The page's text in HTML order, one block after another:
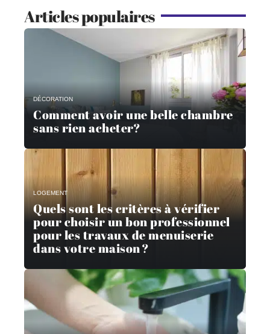
Articles populaires
DÉCORATION
Comment avoir une belle chambre
sans rien acheter?
LOGEMENT
Quels sont les critères à vérifier
pour choisir un bon professionnel
pour les travaux de menuiserie
dans votre maison ?